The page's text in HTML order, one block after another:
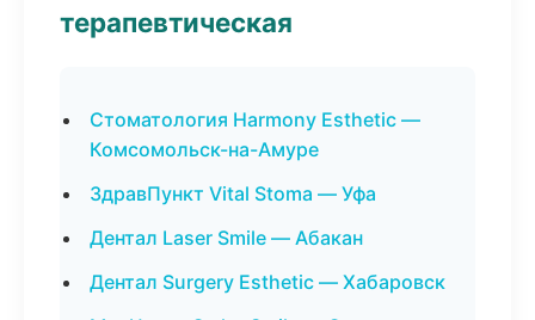
терапевтическая
Стоматология Harmony Esthetic —
Комсомольск-на-Амуре
ЗдравПункт Vital Stoma — Уфа
Дентал Laser Smile — Абакан
Дентал Surgery Esthetic — Хабаровск